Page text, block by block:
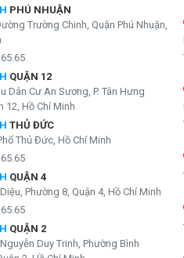
Ổn định chất lượng nước, cân
bỏ hoàn toàn vi khuẩn và vi sinh
đạt QCVN 6-1:2010/BYT – tiêu
h của Kosovota là nước sạch tinh
gia QCVN6-1:2010/BYT của Bộ Y
PHÚ NHUẬN
Trường Chinh, Quận Phú Nhuận,
QUẬN 12
Dân Cư An Sương, P. Tân Hưng
12, Hồ Chí Minh
THỦ ĐỨC
Thủ Đức, Hồ Chí Minh
QUẬN 4
Phường 8, Quận 4, Hồ Chí Minh
QUẬN 2
Duy Trinh, Phường Bình